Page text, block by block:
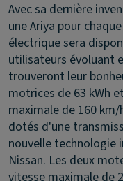
Avec sa dernière
une Ariya pour
électrique sera
utilisateurs évoluant
trouveront leur
motrices de 63 kWh
maximale de 160
dotés d'une
nouvelle technologie
Nissan. Les deux
vitesse maximale de